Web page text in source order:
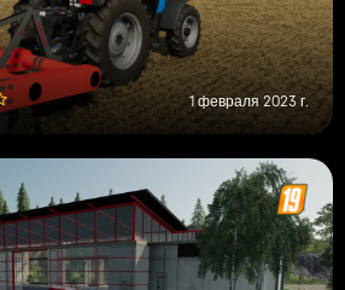
1 февраля 2023 г.